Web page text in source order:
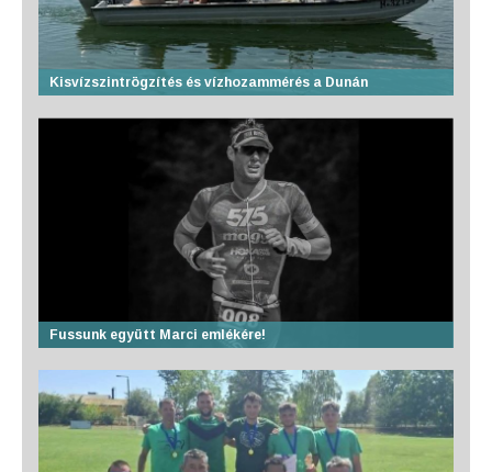
Kisvízszintrögzítés és vízhozammérés a Dunán
Fussunk együtt Marci emlékére!